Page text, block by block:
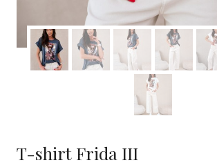
T-shirt Frida III